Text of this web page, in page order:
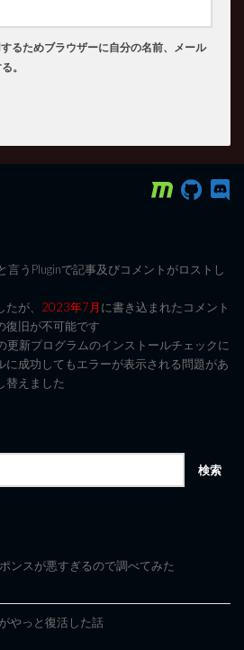
るためブラウザーに自分の名前、メール
。
言うPluginで記事及びコメントがロストし
が、 2023年7月に書き込まれたコメント
復旧が不可能です
新プログラムのインストールチェックに
に成功してもエラーが表示される問題があ
替えました
ンスが悪すぎるので調べてみた
やっと復活した話